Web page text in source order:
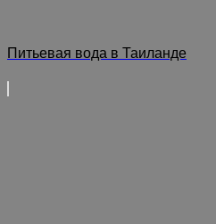
Питьевая вода в Таиланде